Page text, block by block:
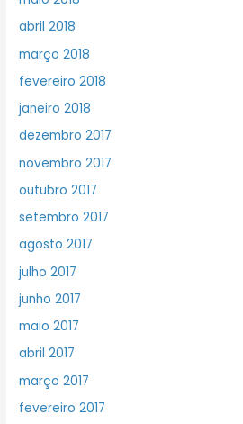
abril 2018
março 2018
fevereiro 2018
janeiro 2018
dezembro 2017
novembro 2017
outubro 2017
setembro 2017
agosto 2017
julho 2017
junho 2017
maio 2017
abril 2017
março 2017
fevereiro 2017